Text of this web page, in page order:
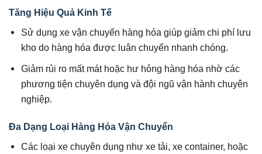
Tăng Hiệu Quả Kinh Tế
Sử dụng xe vận chuyển hàng hóa giúp giảm chi phí lưu
kho do hàng hóa được luân chuyển nhanh chóng.
Giảm rủi ro mất mát hoặc hư hỏng hàng hóa nhờ các
phương tiện chuyên dụng và đội ngũ vận hành chuyên
nghiệp.
Đa Dạng Loại Hàng Hóa Vận Chuyển
Các loại xe chuyên dụng như xe tải, xe container, hoặc